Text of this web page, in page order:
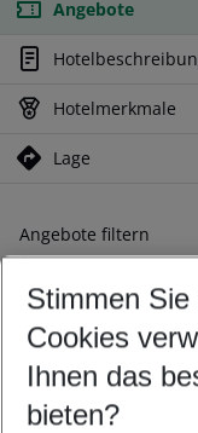
Angebote
Hotelmerkmale
Lage
Angebote filtern
Ändern Sie Ihre
Abflughafen
Beliebiger
Reisezeitraum
11.08.26–
Stimmen
Cookies
Ihnen das
bieten?